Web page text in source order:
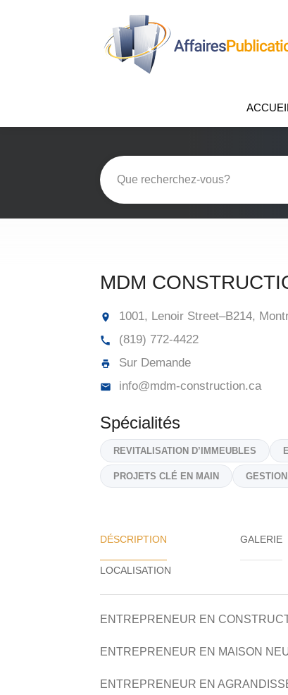
MDM
1001, Lenoir Street–B214,
(819) 772-4422
Sur Demande
info@mdm-construction.ca
Spécialités
REVITALISATION D’IMMEUBLES
PROJETS CLÉ EN MAIN
DÉSCRIPTION GALERIE
ENTREPRENEUR EN
ENTREPRENEUR EN MAISON
ENTREPRENEUR EN